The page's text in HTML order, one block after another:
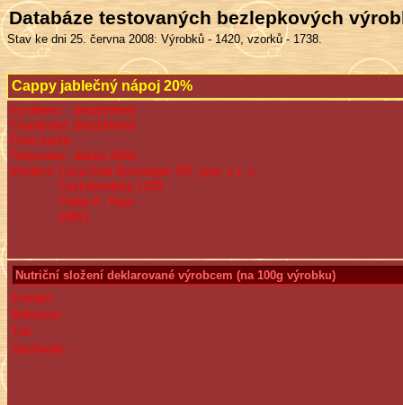
Databáze testovaných bezlepkových
Stav ke dni 25. června 2008: Výrobků - 1420, vzorků - 1738.
Cappy jablečný nápoj 20%
Vyrobeno:
(nezjištěno)
Trvanlivost: (nezjištěno)
Číslo šarže:
Testováno: duben 2008
Výrobce: Coca-Cola Beverages ČR, spol. s r. o.
Českobrodská 1329
Praha 9 - Kyje
19821
Nutriční složení deklarované výrobcem (na 100g výrobku)
Energie:
-
Bílkoviny: -
Tuk:
-
Sacharidy: -